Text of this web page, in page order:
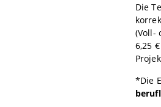
Die
(Voll-
6,25
*Die